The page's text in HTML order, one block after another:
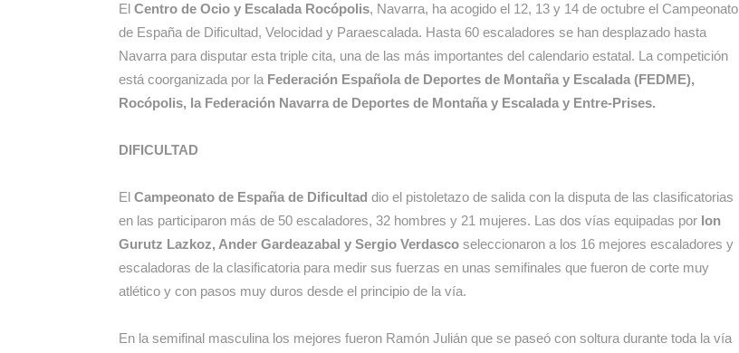
El Centro de Ocio y Escalada Rocópolis, Navarra, ha acogido el 12, 13 y 14 de octubre el Campeonato
de España de Dificultad, Velocidad y Paraescalada. Hasta 60 escaladores se han desplazado hasta
Navarra para disputar esta triple cita, una de las más importantes del calendario estatal. La competición
está coorganizada por la Federación Española de Deportes de Montaña y Escalada (FEDME),
Rocópolis, la Federación Navarra de Deportes de Montaña y Escalada y Entre-Prises.
DIFICULTAD
El Campeonato de España de Dificultad dio el pistoletazo de salida con la disputa de las clasificatorias
en las participaron más de 50 escaladores, 32 hombres y 21 mujeres. Las dos vías equipadas por Ion
Gurutz Lazkoz, Ander Gardeazabal y Sergio Verdasco seleccionaron a los 16 mejores escaladores y
escaladoras de la clasificatoria para medir sus fuerzas en unas semifinales que fueron de corte muy
atlético y con pasos muy duros desde el principio de la vía.
En la semifinal masculina los mejores fueron Ramón Julián que se paseó con soltura durante toda la vía